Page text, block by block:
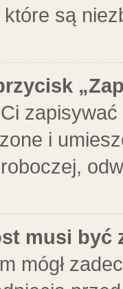
są
i
musi być
mógł